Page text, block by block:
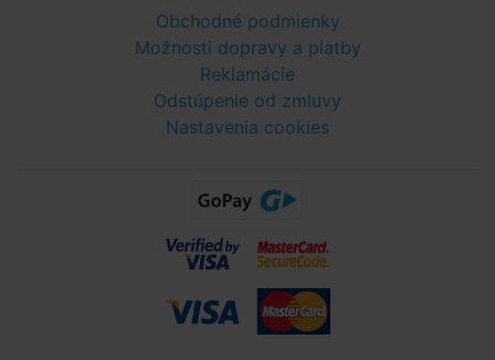
Obchodné podmienky
Možnosti dopravy a platby
Reklamácie
Odstúpenie od zmluvy
Nastavenia cookies